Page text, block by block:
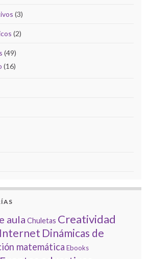
(3)
(2)
(49)
(16)
aula Chuletas Creatividad
Dinámicas de
matemática Ebooks